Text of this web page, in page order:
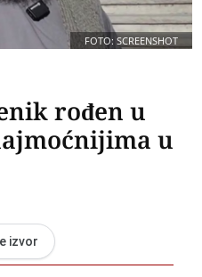
FOTO: SCREENSHOT
rođen u
u
izvor